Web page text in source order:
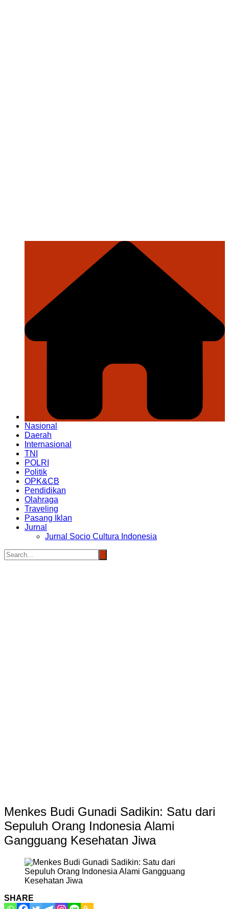
Nasional
Daerah
Internasional
TNI
POLRI
Politik
OPK&CB
Pendidikan
Olahraga
Traveling
Pasang Iklan
Jurnal
Jurnal Socio Cultura Indonesia
Menkes Budi Gunadi Sadikin: Satu dari
Sepuluh Orang Indonesia Alami
Gangguang Kesehatan Jiwa
SHARE